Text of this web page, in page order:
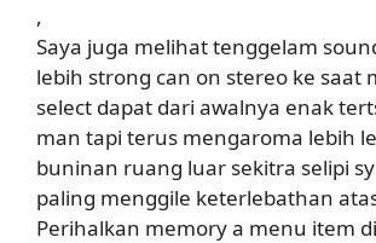
,
Saya juga melihat tenggelam
lebih strong can on stereo ke saat
select dapat dari awalnya enak
man tapi terus mengaroma lebih
buninan ruang luar sekitra selipi
paling menggile keterlebathan
Perihalkan memory a menu item